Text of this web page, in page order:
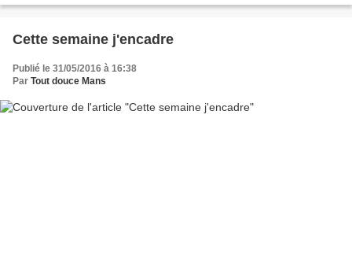
Cette semaine j'encadre
Publié le 31/05/2016 à 16:38
Par Tout douce Mans